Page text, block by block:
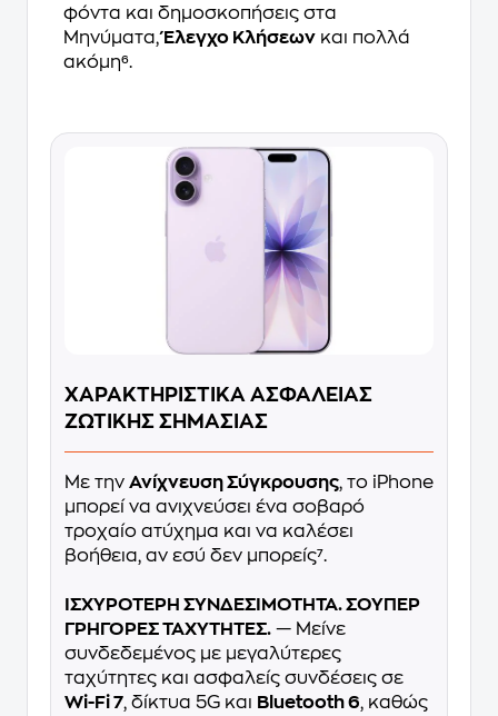
φόντα και δημοσκοπήσεις στα
Μηνύματα,Έλεγχο Κλήσεων και πολλά
ακόμη⁶.
ΧΑΡΑΚΤΗΡΙΣΤΙΚΑ ΑΣΦΑΛΕΙΑΣ
ΖΩΤΙΚΗΣ ΣΗΜΑΣΙΑΣ
Με την Ανίχνευση Σύγκρουσης, το iPhone
μπορεί να ανιχνεύσει ένα σοβαρό
τροχαίο ατύχημα και να καλέσει
βοήθεια, αν εσύ δεν μπορείς⁷.
ΙΣΧΥΡΟΤΕΡΗ ΣΥΝΔΕΣΙΜΟΤΗΤΑ. ΣΟΥΠΕΡ
ΓΡΗΓΟΡΕΣ ΤΑΧΥΤΗΤΕΣ. — Μείνε
συνδεδεμένος με μεγαλύτερες
ταχύτητες και ασφαλείς συνδέσεις σε
Wi-Fi 7, δίκτυα 5G και Bluetooth 6, καθώς